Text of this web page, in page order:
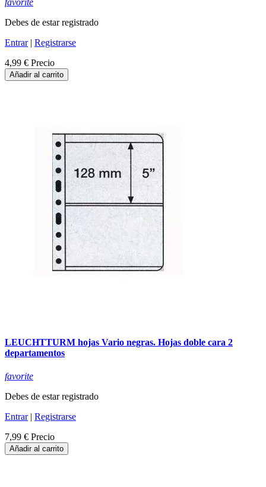
favorite
Debes de estar registrado
Entrar| Registrarse
4,99 € Precio
Añadir al carrito
LEUCHTTURM hojas Vario negras. Hojas doble cara 2
departamentos
favorite
Debes de estar registrado
Entrar| Registrarse
7,99 € Precio
Añadir al carrito